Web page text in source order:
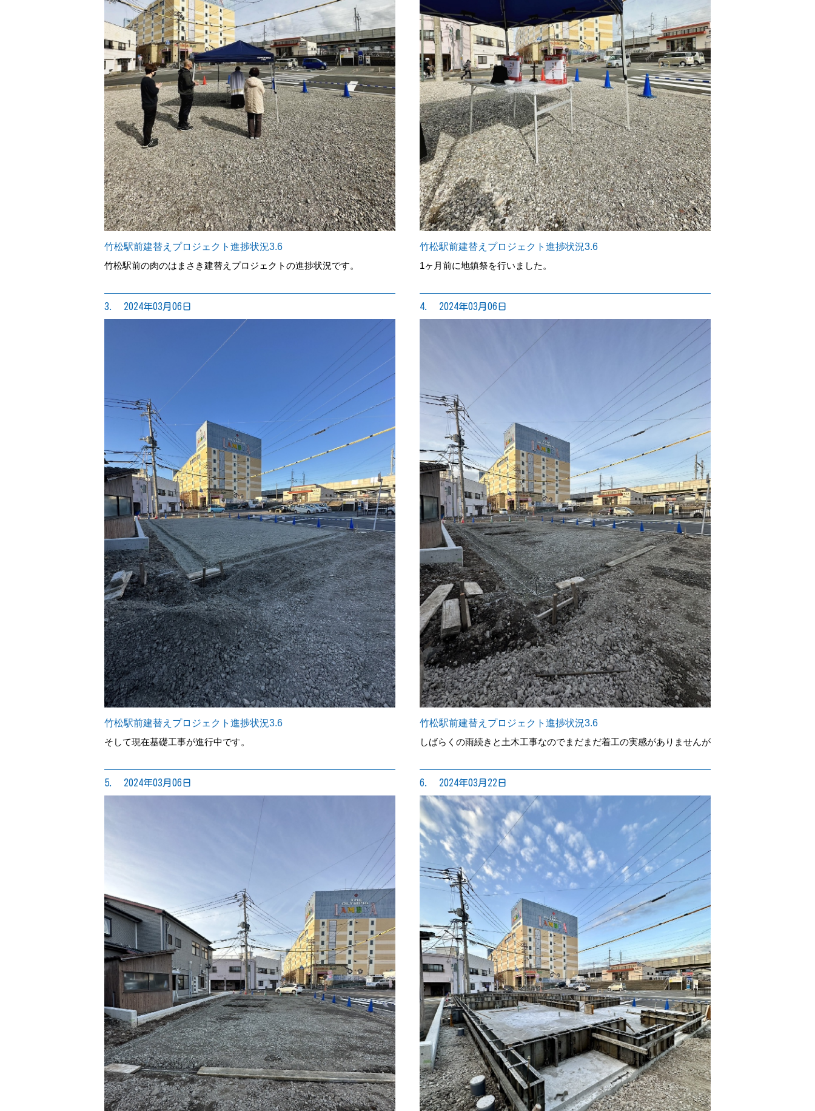
竹松駅前建替えプロジェクト進捗状況3.6
竹松駅前の肉のはまさき建替えプロジェクトの進捗状況です。
竹松駅前建替えプロジェクト進捗状況3.6
1ヶ月前に地鎮祭を行いました。
3. 2024年03月06日
竹松駅前建替えプロジェクト進捗状況3.6
そして現在基礎工事が進行中です。
4. 2024年03月06日
竹松駅前建替えプロジェクト進捗状況3.6
しばらくの雨続きと土木工事なのでまだまだ着工の実感がありませんが
5. 2024年03月06日 6. 2024年03月22日